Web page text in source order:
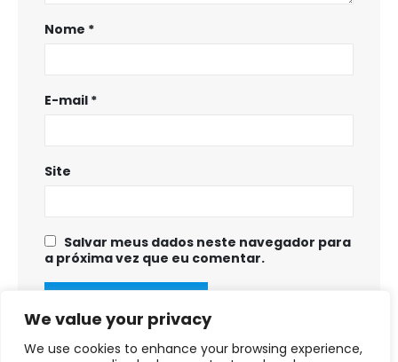
We value your privacy
We use cookies to enhance your browsing experience,
Nome *
E-mail *
Site
Salvar meus dados neste navegador para
a próxima vez que eu comentar.